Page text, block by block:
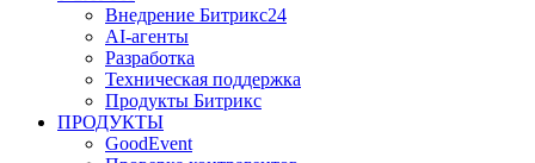
Внедрение Битрикс24
AI-агенты
Разработка
Техническая поддержка
Продукты Битрикс
ПРОДУКТЫ
GoodEvent